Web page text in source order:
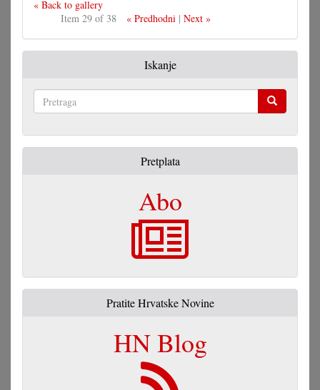
« Back to gallery
Item 29 of 38
« Predhodni| Next »
Iskanje
Pretplata
Abo
Pratite Hrvatske Novine
HN Blog